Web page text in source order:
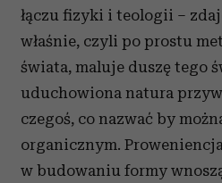
łączu fizyki i teologii –
właśnie, czyli po prostu
świata, maluje duszę tego
uduchowiona natura
czegoś, co nazwać by
organicznym.
w budowaniu formy